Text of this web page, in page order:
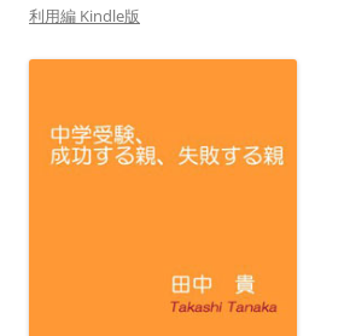
利用編 Kindle版